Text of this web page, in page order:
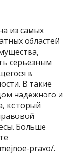
из самых
областей
серьезным
в
В такие
надежного и
который
Больше
pravo/.